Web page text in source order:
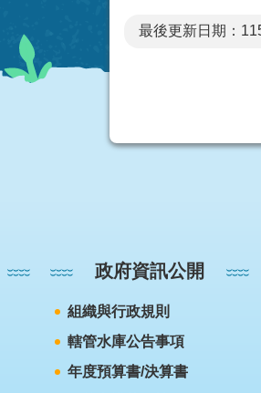
最後更新日期：
政府資訊公開
組織與行政規則
轄管水庫公告事項
年度預算書/決算書